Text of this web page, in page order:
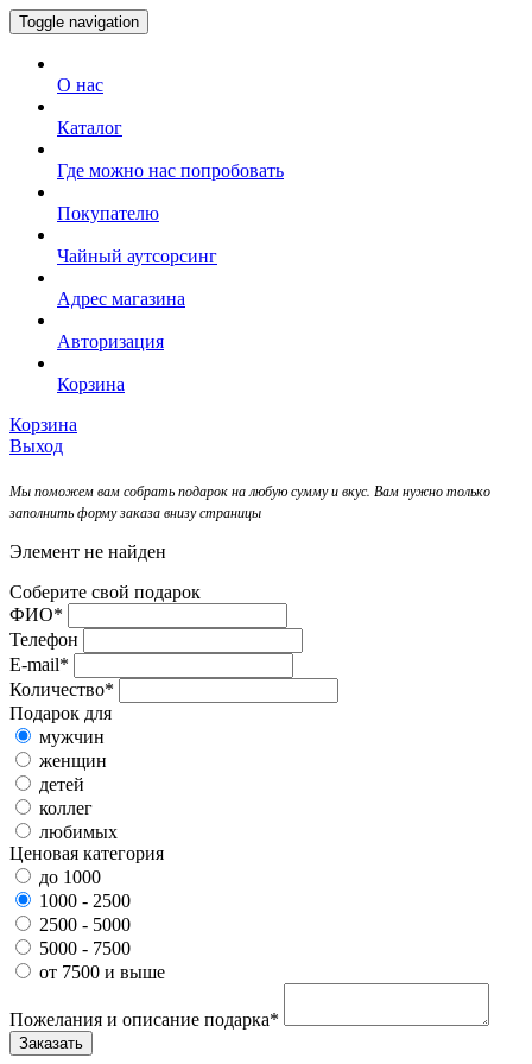
Toggle navigation
О нас
Каталог
Где можно нас попробовать
Покупателю
Чайный аутсорсинг
Адрес магазина
Авторизация
Корзина
Корзина
Выход
Мы поможем вам собрать подарок на любую сумму и вкус. Вам нужно только
заполнить форму заказа внизу страницы
Элемент не найден
Соберите свой подарок
ФИО*
Телефон
E-mail*
Количество*
Подарок для
мужчин
женщин
детей
коллег
любимых
Ценовая категория
до 1000
1000 - 2500
2500 - 5000
5000 - 7500
от 7500 и выше
Пожелания и описание подарка*